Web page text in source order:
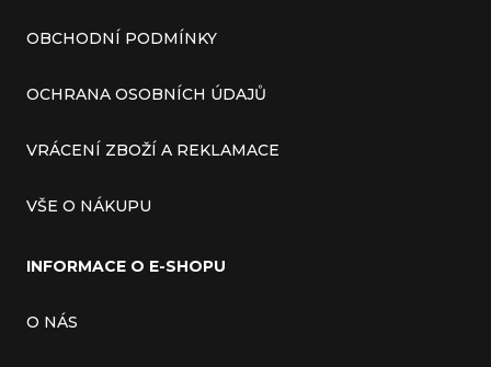
OBCHODNÍ PODMÍNKY
OCHRANA OSOBNÍCH ÚDAJŮ
VRÁCENÍ ZBOŽÍ A REKLAMACE
VŠE O NÁKUPU
INFORMACE O E-SHOPU
O NÁS